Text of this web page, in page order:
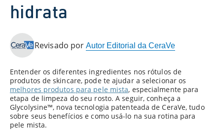
hidrata
Revisado porAutor Editorial da CeraVe​
Entender os diferentes ingredientes nos rótulos de
produtos de skincare, pode te ajudar a selecionar os
melhores produtos para pele mista, especialmente para
etapa de limpeza do seu rosto. A seguir, conheça a
Glycolysine™, nova tecnologia patenteada de CeraVe, tudo
sobre seus benefícios e como usá-lo na sua rotina para
pele mista.